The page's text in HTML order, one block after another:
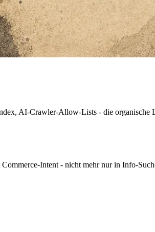
AI-Crawler-Allow-Lists - die
Intent - nicht mehr nur in Info-